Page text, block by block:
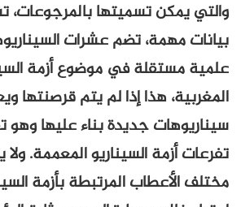
تسميتها بالمرجوعات، تشكل قاعدة
تضم عشرات السيناريوهات ،
في موضوع أزمة السيناريو في
إذا لم يتم قرصنتها ويعاد كتابة
جديدة بناء عليها وهو تفرّع آخر من
السيناريو المعممة. ولا يتسع
المرتبطة بأزمة السيناريو،